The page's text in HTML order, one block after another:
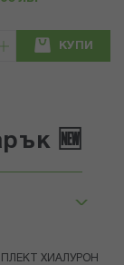
КУПИ
🆕
ХИАЛУРОН